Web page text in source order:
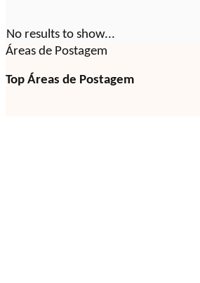
No results to show...
Áreas de Postagem
Top Áreas de Postagem